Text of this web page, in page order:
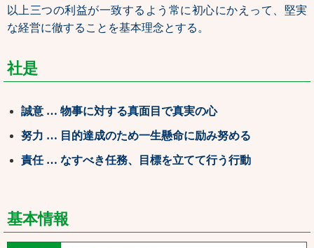
以上三つの利益が一致するよう常に初心にかえって、堅実
な経営に徹することを基本理念とする。
社是
誠意 … 物事に対する真面目で真実の心
努力 … 目的達成のため一生懸命に励み努める
責任 … なすべき任務、目標を立てて行う行動
基本情報